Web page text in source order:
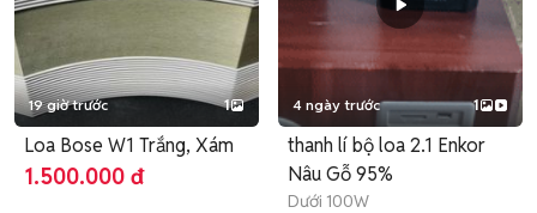
19 giờ trước 1
Loa Bose W1 Trắng, Xám
1.500.000 đ
4 ngày trước 1
thanh lí bộ loa 2.1 Enkor
Nâu Gỗ 95%
Dưới 100W